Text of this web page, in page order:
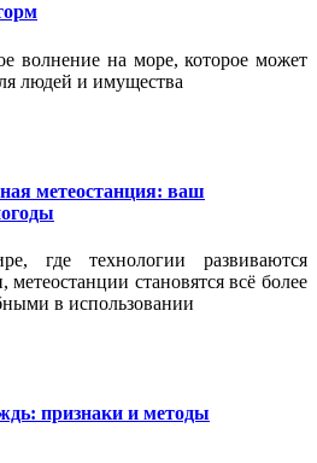
волнение на море, которое может
людей и имущества
метеостанция: ваш
где технологии развиваются
становятся всё более
в использовании
признаки и методы